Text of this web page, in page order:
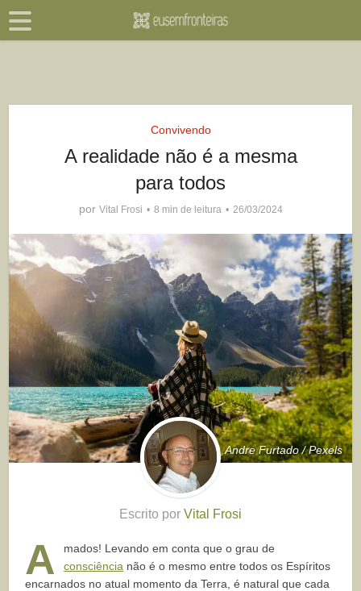
Convivendo
A realidade não é a mesma
para todos
por Vital Frosi 8 min de leitura 26/03/2024
Andre Furtado / Pexels
Escrito por Vital Frosi
A
mados! Levando em conta que o grau de
consciência não é o mesmo entre todos os Espíritos
encarnados no atual momento da Terra, é natural que cada